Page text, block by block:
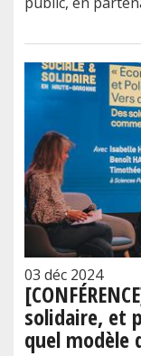
03 déc 2024
solidaire, et
quel modèle